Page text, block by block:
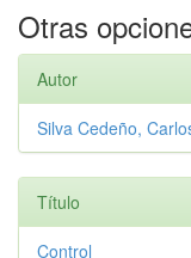
Otras
Autor
Silva Cedeño,
Título
Control